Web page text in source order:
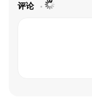
评论